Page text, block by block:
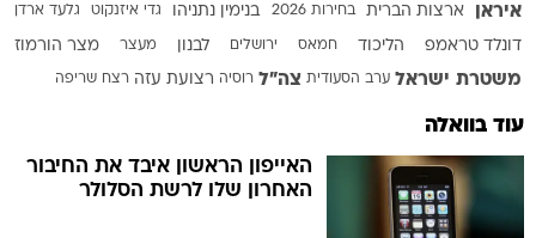
איראן ארצות הברית בחירות 2026 בנימין נתניהו גדי איזנקוט גלעד ארדן
דונלד טראמפ הליכוד חמאס ירושלים לבנון מעצר מצר הורמוז
משטרת ישראל ערב הסעודית צה"ל רוסיה רצועת עזה רצח שריפה
עוד בוואלה
האייפון הראשון איבד את החיבור
האחרון שלו לרשת הסלולר